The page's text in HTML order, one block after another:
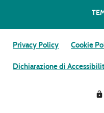
Privacy Policy Cookie
Dichiarazione di